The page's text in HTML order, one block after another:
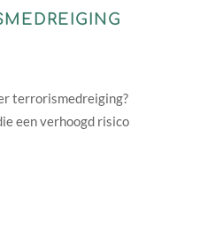
terrorismedreiging?
een verhoogd risico